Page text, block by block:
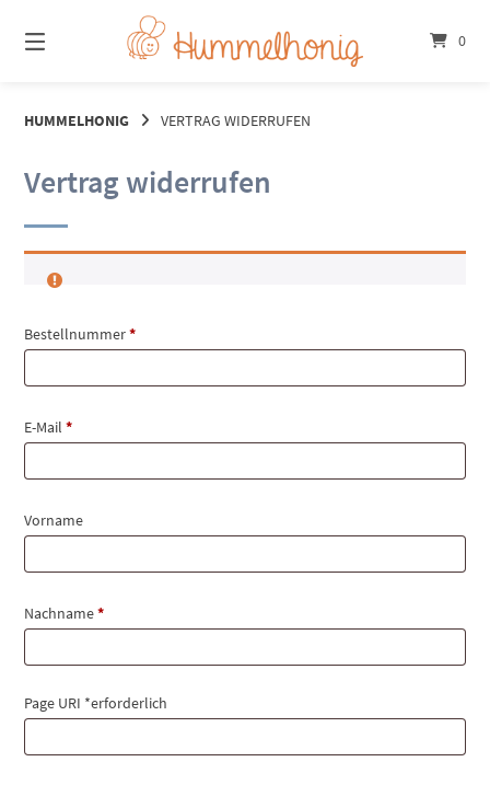
zum
Inhalt
0
HUMMELHONIG VERTRAG WIDERRUFEN
Vertrag widerrufen
Bestellnummer*erforderlich
E-Mail*erforderlich
Vorname
Nachname*erforderlich
Page URI *erforderlich